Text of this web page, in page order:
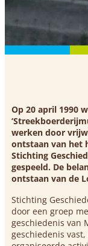
Op 20 april 1990
werken door
ontstaan van het
Stichting
gespeeld. De
ontstaan van de
Stichting
door een groep
geschiedenis van
geschiedenis